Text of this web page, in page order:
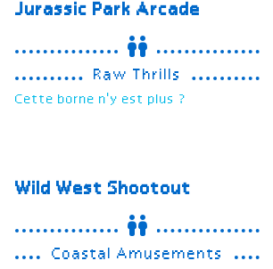
Jurassic Park Arcade
Raw Thrills
Cette borne n'y est plus ?
Wild West Shootout
Coastal Amusements